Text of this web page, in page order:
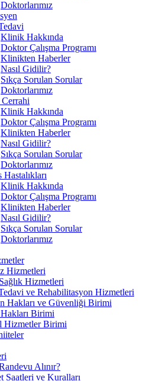
Doktorlarımız
Klinik Hakkında
Doktor Çalışma Programı
Klinikten Haberler
Nasıl Gidilir?
Sıkça Sorulan Sorular
Doktorlarımız
Klinik Hakkında
Doktor Çalışma Programı
Klinikten Haberler
Nasıl Gidilir?
Sıkça Sorulan Sorular
Doktorlarımız
Hastalıkları
Klinik Hakkında
Doktor Çalışma Programı
Klinikten Haberler
Nasıl Gidilir?
Sıkça Sorulan Sorular
Doktorlarımız
Hizmetleri
Hizmetleri
ve Rehabilitasyon Hizmetleri
Hakları ve Güvenliği Birimi
Birimi
Hizmetler Birimi
Alınır?
Saatleri ve Kuralları